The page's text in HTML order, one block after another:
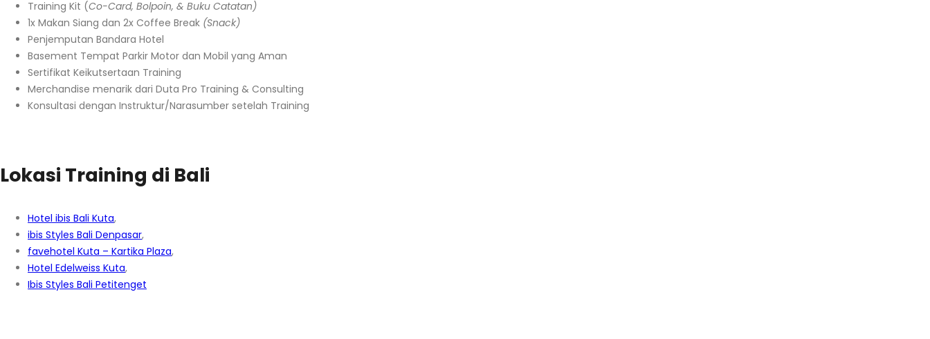
Training Kit (Co-Card, Bolpoin, & Buku Catatan)
1x Makan Siang dan 2x Coffee Break (Snack)
Penjemputan Bandara Hotel
Basement Tempat Parkir Motor dan Mobil yang Aman
Sertifikat Keikutsertaan Training
Merchandise menarik dari Duta Pro Training & Consulting
Konsultasi dengan Instruktur/Narasumber setelah Training
Lokasi Training di Bali
Hotel ibis Bali Kuta,
ibis Styles Bali Denpasar,
favehotel Kuta – Kartika Plaza,
Hotel Edelweiss Kuta,
Ibis Styles Bali Petitenget